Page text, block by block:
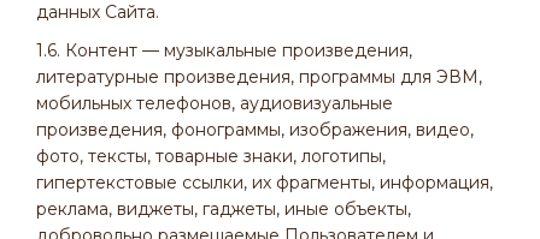
данных Сайта.
1.6. Контент — музыкальные произведения,
литературные произведения, программы для ЭВМ,
мобильных телефонов, аудиовизуальные
произведения, фонограммы, изображения, видео,
фото, тексты, товарные знаки, логотипы,
гипертекстовые ссылки, их фрагменты, информация,
реклама, виджеты, гаджеты, иные объекты,